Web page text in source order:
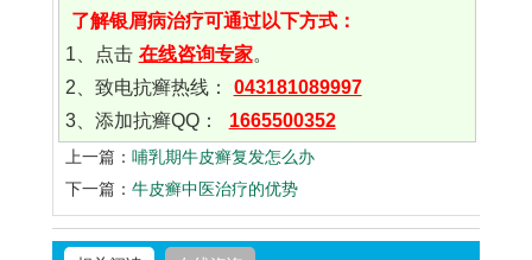
了解银屑病治疗可通过以下方式：
1、点击 在线咨询专家。
2、致电抗癣热线：
043181089997
3、添加抗癣QQ：
1665500352
上一篇： 哺乳期牛皮癣复发怎么办
下一篇： 牛皮癣中医治疗的优势